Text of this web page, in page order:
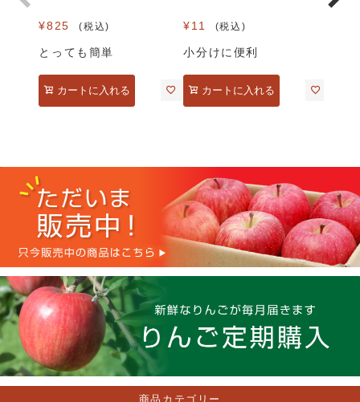
¥825 税込
とっても簡単
カートに入れる
¥11 税込
小分けに便利
カートに入れる
商品カテゴリー